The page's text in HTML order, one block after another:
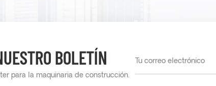
BOLETÍN
para la maquinaria de construcción.